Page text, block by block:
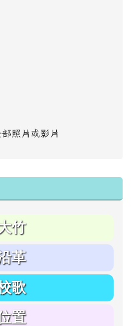
照片或影片
竹
革
歌
置